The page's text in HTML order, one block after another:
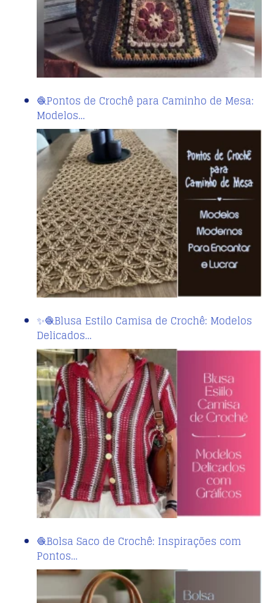
🧶Pontos de Crochê para Caminho de Mesa:
Modelos…
✨🧶Blusa Estilo Camisa de Crochê: Modelos
Delicados…
🧶Bolsa Saco de Crochê: Inspirações com
Pontos…